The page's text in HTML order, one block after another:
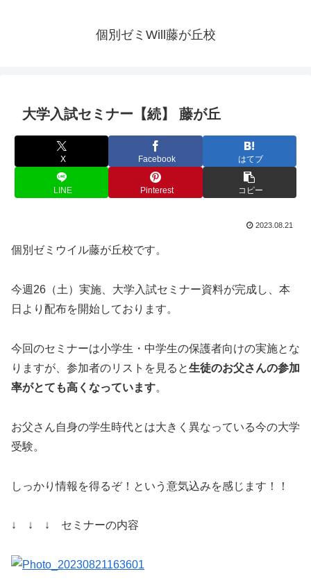
個別ゼミWill藤が丘校
大学入試セミナー【続】 藤が丘
X Facebook はてブ
LINE Pinterest コピー
2023.08.21
個別ゼミウイル藤が丘校です。
今週26（土）実施、大学入試セミナー資料が完成し、本
日より配布を開始しております。
今回のセミナーは小学生・中学生の保護者向けの実施とな
りますが、参加者のリストを見ると生徒のお父さんの参加
率がとても高くなっています。
お父さん自身の学生時代とは大きく異なっている今の大学
受験。
しっかり情報を得るぞ！という意気込みを感じます！！
↓ ↓ ↓ セミナーの内容